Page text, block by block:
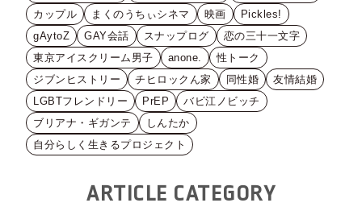
カップル
まくのうちぃシネマ 映画
Pickles!
gAytoZ
GAY会話 スナップログ
恋の三十一文字
東京アイスクリーム男子
anone.
性トーク
ジブンヒストリー
チヒロックん家 同性婚
友情結婚
LGBTフレンドリー
PrEP
バビ江ノビッチ
ブリアナ・ギガンテ
しんたか
自分らしく生きるプロジェクト
ARTICLE CATEGORY